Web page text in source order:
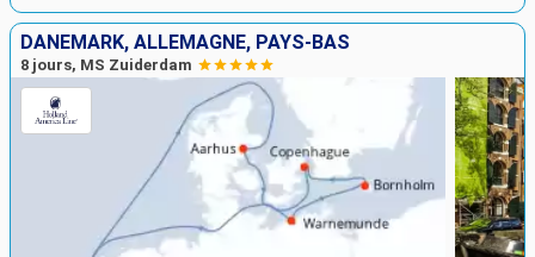
DANEMARK, ALLEMAGNE, PAYS-BAS
8 jours, MS Zuiderdam